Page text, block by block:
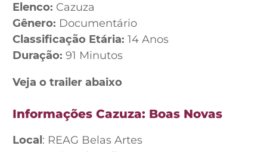
Elenco: Cazuza
Gênero: Documentário
Classificação Etária: 14 Anos
Duração: 91 Minutos
Veja o trailer abaixo
Informações Cazuza: Boas Novas
Local : REAG Belas Artes